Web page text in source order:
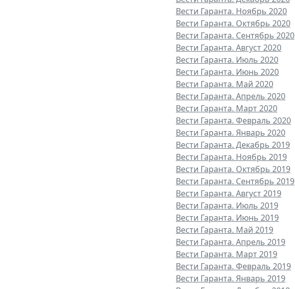
Вести Гаранта. Ноябрь 2020
Вести Гаранта. Октябрь 2020
Вести Гаранта. Сентябрь 2020
Вести Гаранта. Август 2020
Вести Гаранта. Июль 2020
Вести Гаранта. Июнь 2020
Вести Гаранта. Май 2020
Вести Гаранта. Апрель 2020
Вести Гаранта. Март 2020
Вести Гаранта. Февраль 2020
Вести Гаранта. Январь 2020
Вести Гаранта. Декабрь 2019
Вести Гаранта. Ноябрь 2019
Вести Гаранта. Октябрь 2019
Вести Гаранта. Сентябрь 2019
Вести Гаранта. Август 2019
Вести Гаранта. Июль 2019
Вести Гаранта. Июнь 2019
Вести Гаранта. Май 2019
Вести Гаранта. Апрель 2019
Вести Гаранта. Март 2019
Вести Гаранта. Февраль 2019
Вести Гаранта. Январь 2019